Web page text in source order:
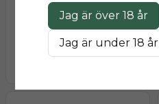
KELLY WHITE
Golden Kelly Glitterdosa
Jag är över 18 år
Jag är under 18 år